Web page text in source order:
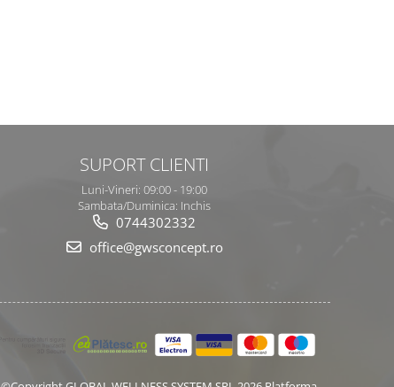
SUPORT CLIENTI
Luni-Vineri: 09:00 - 19:00
Sambata/Duminica: Inchis
0744302332
office@gwsconcept.ro